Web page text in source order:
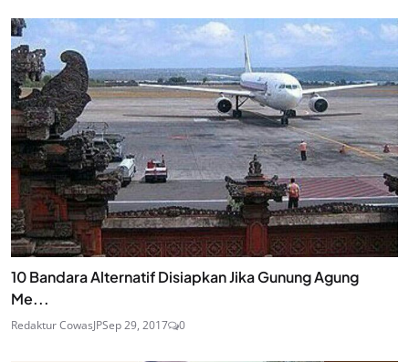
10 Bandara Alternatif Disiapkan Jika Gunung Agung
Me...
Redaktur CowasJPSep 29, 2017 0